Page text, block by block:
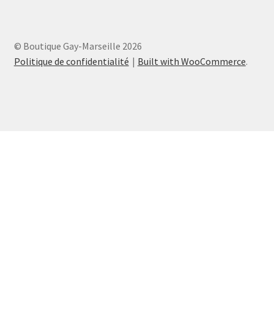
© Boutique Gay-Marseille 2026
Politique de confidentialité
Built with WooCommerce.